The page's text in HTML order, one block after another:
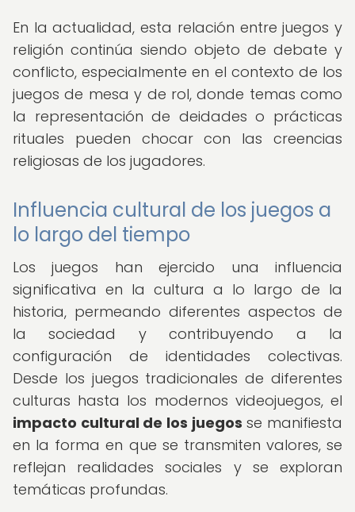
En la actualidad, esta relación entre juegos y
religión continúa siendo objeto de debate y
conflicto, especialmente en el contexto de los
juegos de mesa y de rol, donde temas como
la representación de deidades o prácticas
rituales pueden chocar con las creencias
religiosas de los jugadores.
Influencia cultural de los juegos a
lo largo del tiempo
Los juegos han ejercido una influencia
significativa en la cultura a lo largo de la
historia, permeando diferentes aspectos de
la sociedad y contribuyendo a la
configuración de identidades colectivas.
Desde los juegos tradicionales de diferentes
culturas hasta los modernos videojuegos, el
impacto cultural de los juegos se manifiesta
en la forma en que se transmiten valores, se
reflejan realidades sociales y se exploran
temáticas profundas.